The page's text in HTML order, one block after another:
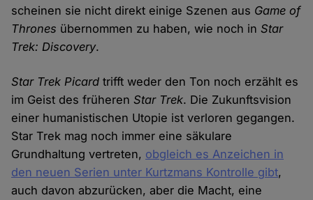
scheinen sie nicht direkt einige Szenen aus Game of
Thrones übernommen zu haben, wie noch inStar
Trek: Discovery.
Star Trek Picard trifft weder den Ton noch erzählt es
im Geist des früherenStar Trek. Die Zukunftsvision
einer humanistischen Utopie ist verloren gegangen.
Star Trek mag noch immer eine säkulare
Grundhaltung vertreten, obgleich es Anzeichen in
den neuen Serien unter Kurtzmans Kontrolle gibt,
auch davon abzurücken, aber die Macht, eine